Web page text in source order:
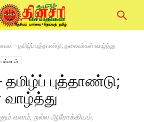
– தமிழ்ப் புத்தாண்டு; தலைவர்கள் வாழ்த்து
ஸ்டைல்
தமிழ்ப் புத்தாண்டு;
வளம், நல்ல ஆரோக்கியம்,